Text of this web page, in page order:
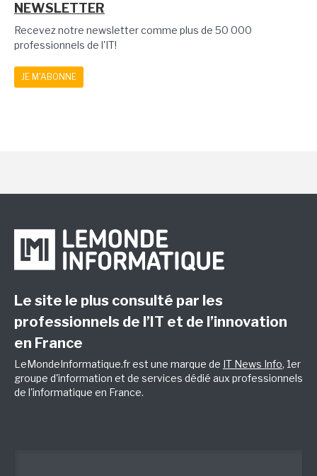
NEWSLETTER
Recevez notre newsletter comme plus de 50 000
professionnels de l'IT!
JE M'ABONNE
Le site le plus consulté par les
professionnels de l’IT et de l’innovation
en France
LeMondeInformatique.fr est une marque de IT News Info, 1er
groupe d'information et de services dédié aux professionnels
de l'informatique en France.